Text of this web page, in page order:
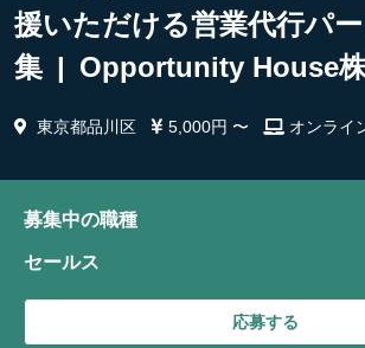
援いただける営業代行パ
集 | Opportunity House
東京都品川区 5,000円 〜 オンライ
募集中の職種
セールス
応募する